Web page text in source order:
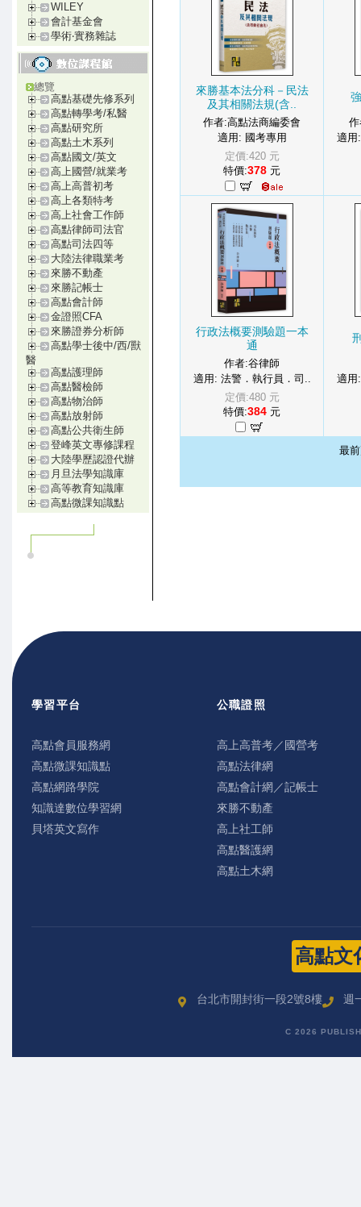
WILEY
會計基金會
學術‧實務雜誌
總覽
高點基礎先修系列
高點轉學考/私醫
高點研究所
高點土木系列
高點國文/英文
高上國營/就業考
高上高普初考
高上各類特考
高上社會工作師
高點律師司法官
高點司法四等
大陸法律職業考
來勝不動產
來勝記帳士
高點會計師
金證照CFA
來勝證券分析師
高點學士後中/西/獸
醫
高點護理師
高點醫檢師
高點物治師
高點放射師
高點公共衛生師
登峰英文專修課程
大陸學歷認證代辦
月旦法學知識庫
高等教育知識庫
高點微課知識點
來勝基本法分科－民法
及其相關法規(含..
作者:高點法商編委會
適用: 國考專用
定價:420 元
特價:378 元
適用
行政法概要測驗題一本
通
作者:谷律師
適用: 法警．執行員．司..
定價:480 元
特價:384 元
適用
最
學習平台
高點會員服務網
高點微課知識點
高點網路學院
知識達數位學習網
貝塔英文寫作
公職證照
高上高普考／國營考
高點法律網
高點會計網／記帳士
來勝不動產
高上社工師
高點醫護網
高點土木網
高點文
台北市開封街一段2號8樓 週
C 2026